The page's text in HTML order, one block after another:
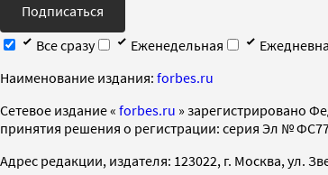
Подписаться
Все сразу
Еженедельная
Наименование издания: forbes.ru
Cетевое издание « forbes.ru » зарегистрировано
принятия решения о регистрации: серия Эл №
Адрес редакции, издателя: 123022, г. Москва, ул.